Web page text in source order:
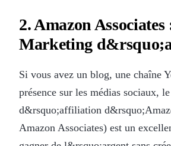
2. Amazon Associates
Marketing
Si vous avez un blog, une chaîne
présence sur les médias sociaux,
d&rsquo;affiliation
Amazon Associates) est un